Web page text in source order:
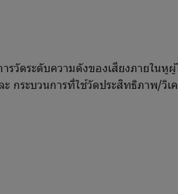
วัดระดับความดังของเสียงภายในหูผู้
กระบวนการที่ใช้วัดประสิทธิภาพ/วิเ